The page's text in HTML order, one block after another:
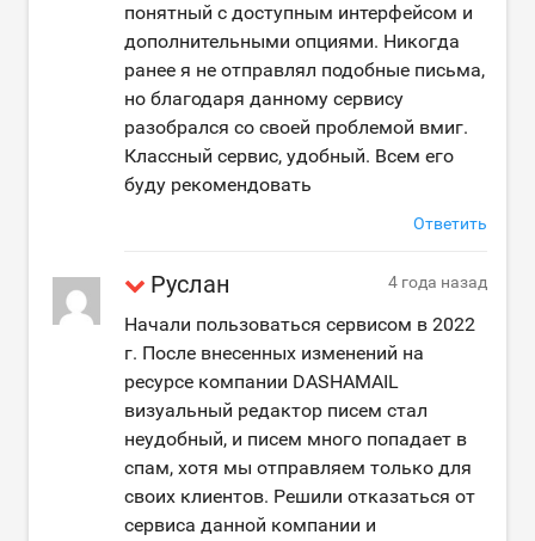
понятный с доступным интерфейсом и
дополнительными опциями. Никогда
ранее я не отправлял подобные письма,
но благодаря данному сервису
разобрался со своей проблемой вмиг.
Классный сервис, удобный. Всем его
буду рекомендовать
Ответить
Руслан 4 года назад
Начали пользоваться сервисом в 2022
г. После внесенных изменений на
ресурсе компании DASHAMAIL
визуальный редактор писем стал
неудобный, и писем много попадает в
спам, хотя мы отправляем только для
своих клиентов. Решили отказаться от
сервиса данной компании и